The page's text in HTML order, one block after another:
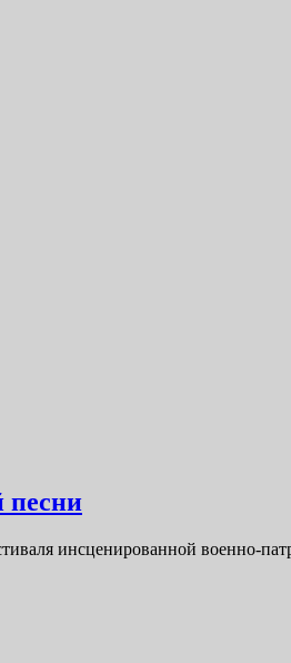
песни
инсценированной военно-